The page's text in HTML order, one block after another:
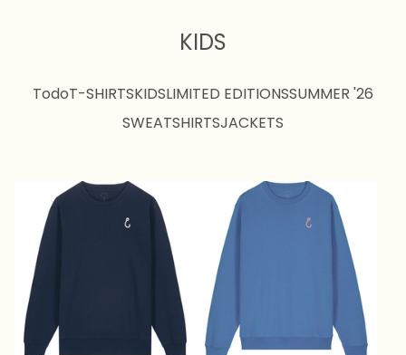
KIDS
TodoT-SHIRTSKIDSLIMITED EDITIONSSUMMER '26
SWEATSHIRTSJACKETS